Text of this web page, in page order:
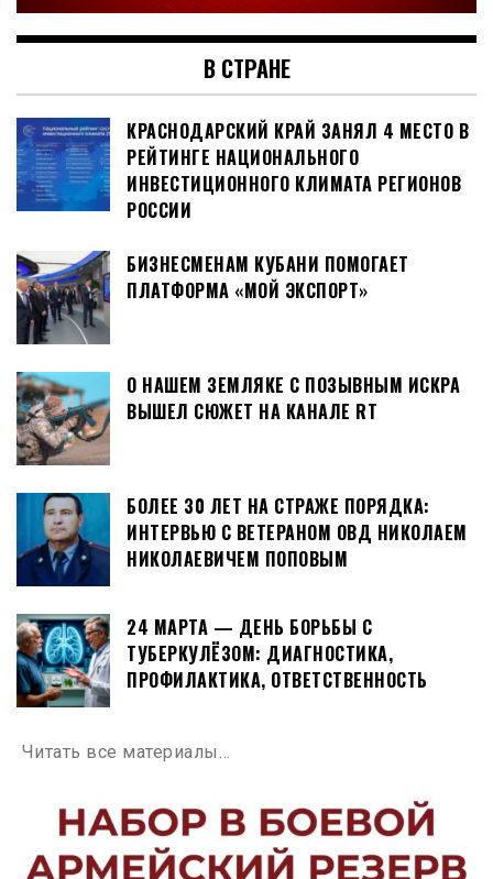
В СТРАНЕ
КРАСНОДАРСКИЙ КРАЙ ЗАНЯЛ 4 МЕСТО В
РЕЙТИНГЕ НАЦИОНАЛЬНОГО
ИНВЕСТИЦИОННОГО КЛИМАТА РЕГИОНОВ
РОССИИ
БИЗНЕСМЕНАМ КУБАНИ ПОМОГАЕТ
ПЛАТФОРМА «МОЙ ЭКСПОРТ»
О НАШЕМ ЗЕМЛЯКЕ С ПОЗЫВНЫМ ИСКРА
ВЫШЕЛ СЮЖЕТ НА КАНАЛЕ RT
БОЛЕЕ 30 ЛЕТ НА СТРАЖЕ ПОРЯДКА:
ИНТЕРВЬЮ С ВЕТЕРАНОМ ОВД НИКОЛАЕМ
НИКОЛАЕВИЧЕМ ПОПОВЫМ
24 МАРТА — ДЕНЬ БОРЬБЫ С
ТУБЕРКУЛЁЗОМ: ДИАГНОСТИКА,
ПРОФИЛАКТИКА, ОТВЕТСТВЕННОСТЬ
Читать все материалы…